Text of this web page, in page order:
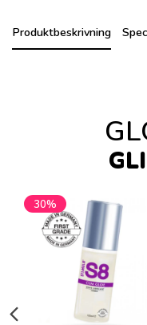
Produktbeskrivning
30%